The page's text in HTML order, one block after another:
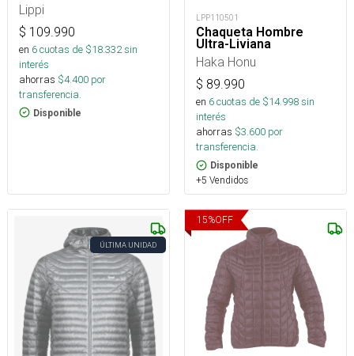
Lippi
$ 109.990
en 6cuotas de $18.332sin
interés
ahorras $4.400 por
transferencia.
Disponible
LPP110501
Chaqueta Hombre
Ultra-Liviana
Haka Honu
$ 89.990
en 6cuotas de $14.998sin
interés
ahorras $3.600 por
transferencia.
Disponible
+5 Vendidos
ÚLTIMA UNIDAD
15%OFF